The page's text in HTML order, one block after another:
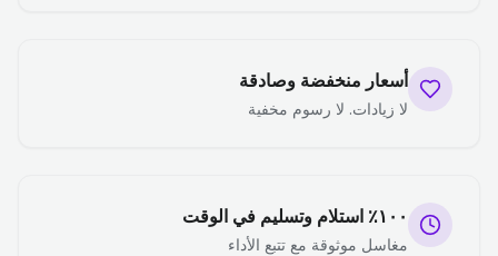
أسعار منخفضة وصادقة
لا زيادات. لا رسوم مخفية
١٠٠٪ استلام وتسليم في الوقت
مغاسل موثوقة مع تتبع الأداء